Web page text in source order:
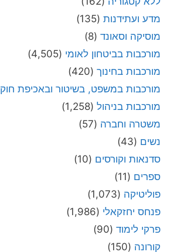
מדע ועתידנות (135)
מוסיקה וסאונד (8)
מורכבות בביטחון לאומי (4,505)
מורכבות בחינוך (420)
מורכבות במשפט, בשיטור ובאכיפת חוק
מורכבות בניהול (1,258)
משטרה וחברה (57)
נשים (43)
סדנאות וקורסים (10)
ספרים (11)
פוליטיקה (1,073)
פנחס יחזקאלי (1,986)
פרקי לימוד (90)
קורונה (150)